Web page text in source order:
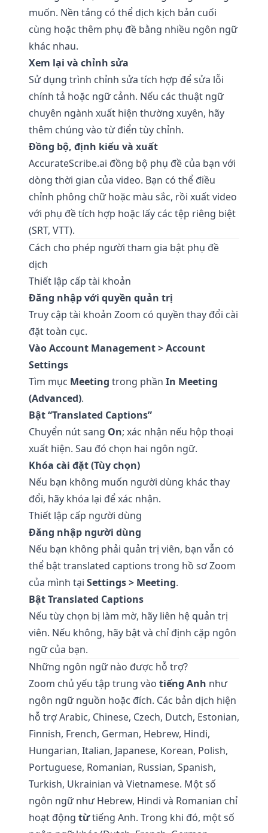
muốn. Nền tảng có thể dịch kịch bản cuối
cùng hoặc thêm phụ đề bằng nhiều ngôn ngữ
khác nhau.
Xem lại và chỉnh sửa
Sử dụng trình chỉnh sửa tích hợp để sửa lỗi
chính tả hoặc ngữ cảnh. Nếu các thuật ngữ
chuyên ngành xuất hiện thường xuyên, hãy
thêm chúng vào từ điển tùy chỉnh.
Đồng bộ, định kiểu và xuất
AccurateScribe.ai đồng bộ phụ đề của bạn với
dòng thời gian của video. Bạn có thể điều
chỉnh phông chữ hoặc màu sắc, rồi xuất video
với phụ đề tích hợp hoặc lấy các tệp riêng biệt
(SRT, VTT).
Cách cho phép người tham gia bật phụ đề
dịch
Thiết lập cấp tài khoản
Đăng nhập với quyền quản trị
Truy cập tài khoản Zoom có quyền thay đổi cài
đặt toàn cục.
Vào Account Management > Account
Settings
Tìm mục Meeting trong phần In Meeting
(Advanced).
Bật “Translated Captions”
Chuyển nút sang On; xác nhận nếu hộp thoại
xuất hiện. Sau đó chọn hai ngôn ngữ.
Khóa cài đặt (Tùy chọn)
Nếu bạn không muốn người dùng khác thay
đổi, hãy khóa lại để xác nhận.
Thiết lập cấp người dùng
Đăng nhập người dùng
Nếu bạn không phải quản trị viên, bạn vẫn có
thể bật translated captions trong hồ sơ Zoom
của mình tại Settings > Meeting.
Bật Translated Captions
Nếu tùy chọn bị làm mờ, hãy liên hệ quản trị
viên. Nếu không, hãy bật và chỉ định cặp ngôn
ngữ của bạn.
Những ngôn ngữ nào được hỗ trợ?
Zoom chủ yếu tập trung vào tiếng Anh như
ngôn ngữ nguồn hoặc đích. Các bản dịch hiện
hỗ trợ Arabic, Chinese, Czech, Dutch, Estonian,
Finnish, French, German, Hebrew, Hindi,
Hungarian, Italian, Japanese, Korean, Polish,
Portuguese, Romanian, Russian, Spanish,
Turkish, Ukrainian và Vietnamese. Một số
ngôn ngữ như Hebrew, Hindi và Romanian chỉ
hoạt động từtiếng Anh. Trong khi đó, một số